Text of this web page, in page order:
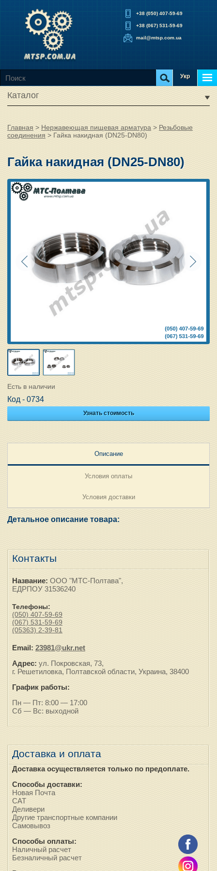
+38 (050) 407-59-69
+38 (067) 531-59-69
mail@mtsp.com.ua
Укр
Каталог
Главная > Нержавеющая пищевая арматура > Резьбовые
соединения > Гайка накидная (DN25-DN80)
Гайка накидная (DN25-DN80)
Есть в наличии
Код - 0734
Узнать стоимость
Описание
Условия оплаты
Условия доставки
Детальное описание товара:
Контакты
Название: ООО "МТС-Полтава",
ЕДРПОУ 31536240
Телефоны:
(050) 407-59-69
(067) 531-59-69
(05363) 2-39-81
Email: 23981@ukr.net
Адрес: ул. Покровская, 73,
г. Решетиловка, Полтавской области, Украина, 38400
График работы:
Пн — Пт: 8:00 — 17:00
Сб — Вс: выходной
Доставка и оплата
Доставка осуществляется только по предоплате.
Способы доставки:
Новая Почта
САТ
Деливери
Другие транспортные компании
Самовывоз
Способы оплаты:
Наличный расчет
Безналичный расчет